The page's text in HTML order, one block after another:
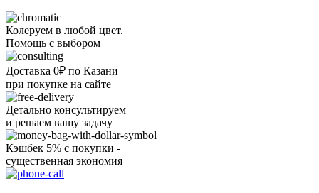
Колеруем в любой цвет.
Помощь с выбором
Доставка 0₽ по Казани
при покупке на сайте
Детально консультируем
и решаем вашу задачу
Кэшбек 5% с покупки -
существенная экономия